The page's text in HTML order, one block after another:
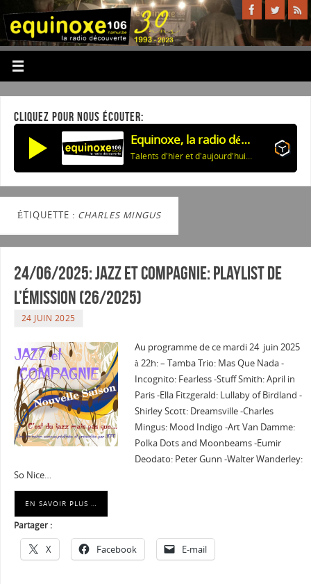
CLIQUEZ POUR NOUS ÉCOUTER:
Equinoxe, la radio découverte
Talents d'hier et d'aujourd'hui: Adaptations chansons américaines-01
ÉTIQUETTE : CHARLES MINGUS
24/06/2025: Jazz et Compagnie: Playlist de
l’émission (26/2025)
24 JUIN 2025
Au programme de ce mardi 24 juin 2025
à 22h: – Tamba Trio: Mas Que Nada -
Incognito: Fearless -Stuff Smith: April in
Paris -Ella Fitzgerald: Lullaby of Birdland -
Shirley Scott: Dreamsville -Charles
Mingus: Mood Indigo -Art Van Damme:
Polka Dots and Moonbeams -Eumir
Deodato: Peter Gunn -Walter Wanderley:
So Nice…
EN SAVOIR PLUS …
Partager :
X Facebook E-mail